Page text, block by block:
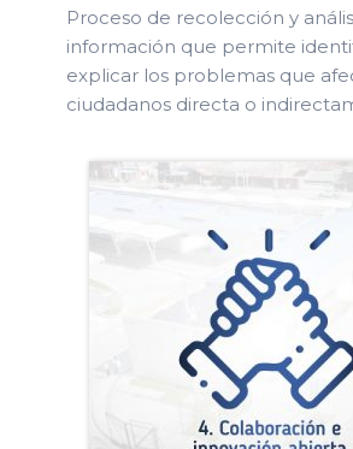
Proceso de recolección y
información que permite
explicar los problemas que
ciudadanos directa o